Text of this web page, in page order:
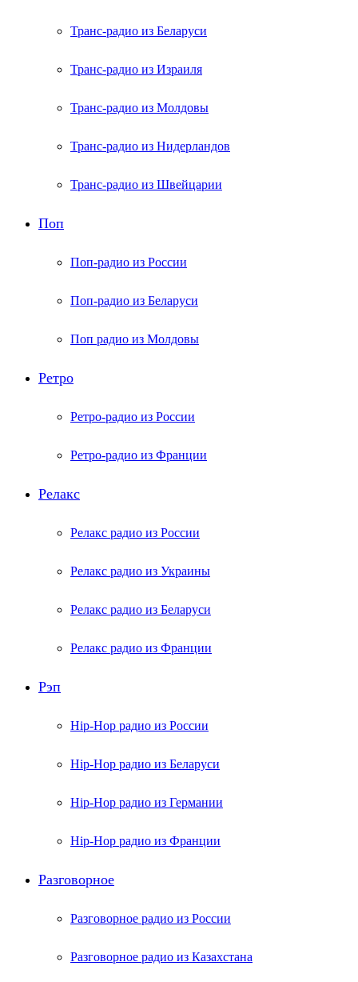
Транс-радио из Беларуси
Транс-радио из Израиля
Транс-радио из Молдовы
Транс-радио из Нидерландов
Транс-радио из Швейцарии
Поп
Поп-радио из России
Поп-радио из Беларуси
Поп радио из Молдовы
Ретро
Ретро-радио из России
Ретро-радио из Франции
Релакс
Релакс радио из России
Релакс радио из Украины
Релакс радио из Беларуси
Релакс радио из Франции
Рэп
Hip-Hop радио из России
Hip-Hop радио из Беларуси
Hip-Hop радио из Германии
Hip-Hop радио из Франции
Разговорное
Разговорное радио из России
Разговорное радио из Казахстана